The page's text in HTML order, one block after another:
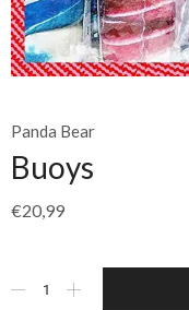
Panda Bear
Buoys
€20,99